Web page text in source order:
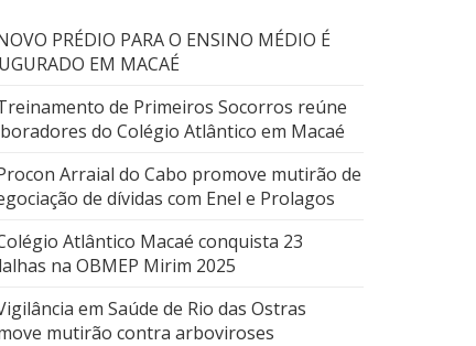
PRÉDIO PARA O ENSINO MÉDIO É
EM MACAÉ
de Primeiros Socorros reúne
do Colégio Atlântico em Macaé
Arraial do Cabo promove mutirão de
de dívidas com Enel e Prolagos
Atlântico Macaé conquista 23
na OBMEP Mirim 2025
em Saúde de Rio das Ostras
mutirão contra arboviroses